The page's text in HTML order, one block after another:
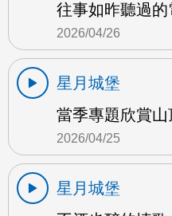
往事如昨聽過
2026/04/26
星月城堡
當季專題欣賞
2026/04/25
星月城堡